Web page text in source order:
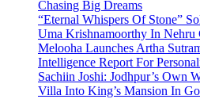
Chasing Big Dreams
“Eternal Whispers Of Stone”
Uma Krishnamoorthy In Nehru
Melooha Launches Artha
Intelligence Report For
Sachiin Joshi: Jodhpur’s Own
Villa Into King’s Mansion In